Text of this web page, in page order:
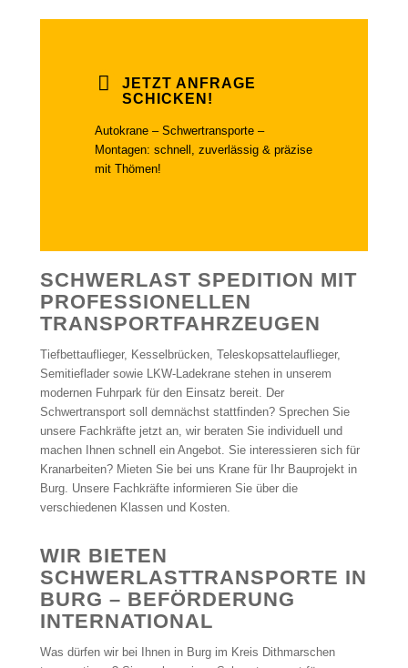
JETZT ANFRAGE
SCHICKEN!
Autokrane – Schwertransporte –
Montagen: schnell, zuverlässig & präzise
mit Thömen!
SCHWERLAST SPEDITION MIT
PROFESSIONELLEN
TRANSPORTFAHRZEUGEN
Tiefbettauflieger, Kesselbrücken, Teleskopsattelauflieger,
Semitieflader sowie LKW-Ladekrane stehen in unserem
modernen Fuhrpark für den Einsatz bereit. Der
Schwertransport soll demnächst stattfinden? Sprechen Sie
unsere Fachkräfte jetzt an, wir beraten Sie individuell und
machen Ihnen schnell ein Angebot. Sie interessieren sich für
Kranarbeiten? Mieten Sie bei uns Krane für Ihr Bauprojekt in
Burg. Unsere Fachkräfte informieren Sie über die
verschiedenen Klassen und Kosten.
WIR BIETEN
SCHWERLASTTRANSPORTE IN
BURG – BEFÖRDERUNG
INTERNATIONAL
Was dürfen wir bei Ihnen in Burg im Kreis Dithmarschen